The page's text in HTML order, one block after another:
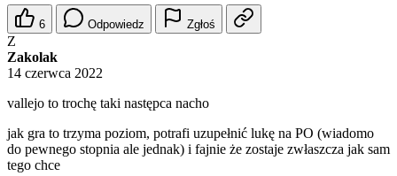
6 Odpowiedz Zgłoś
Z
Zakolak
14 czerwca 2022
vallejo to trochę taki następca nacho
jak gra to trzyma poziom, potrafi uzupełnić lukę na PO (wiadomo
do pewnego stopnia ale jednak) i fajnie że zostaje zwłaszcza jak sam
tego chce